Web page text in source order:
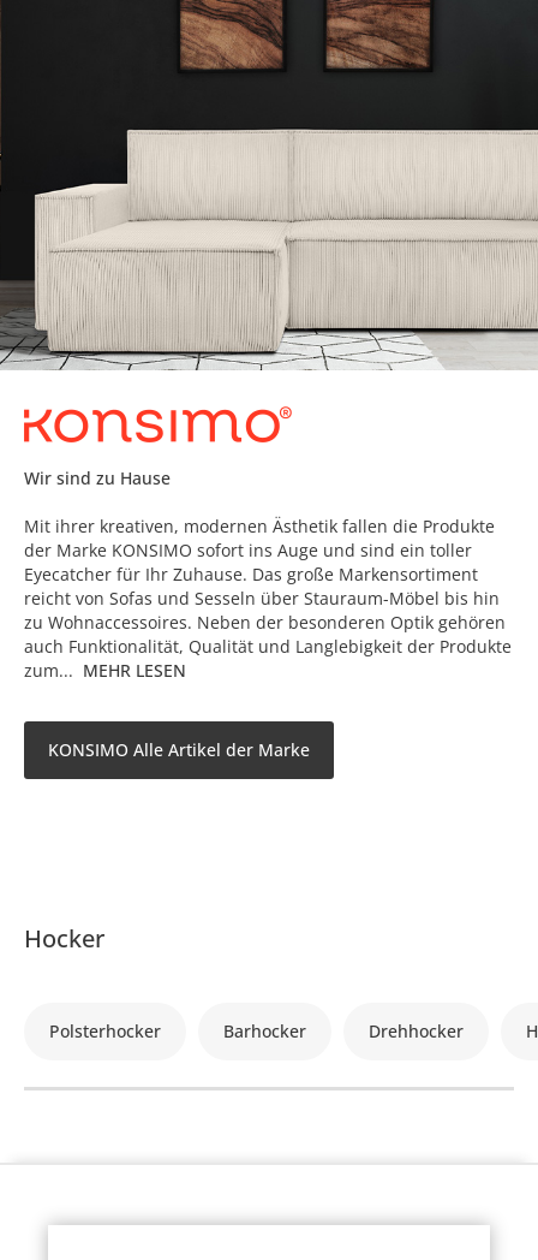
Wir sind zu Hause
Mit ihrer kreativen, modernen Ästhetik fallen die Produkte
der Marke KONSIMO sofort ins Auge und sind ein toller
Eyecatcher für Ihr Zuhause. Das große Markensortiment
reicht von Sofas und Sesseln über Stauraum-Möbel bis hin
zu Wohnaccessoires. Neben der besonderen Optik gehören
auch Funktionalität, Qualität und Langlebigkeit der Produkte
zum... MEHR LESEN
KONSIMO Alle Artikel der Marke
Hocker
Polsterhocker Barhocker Drehhocker